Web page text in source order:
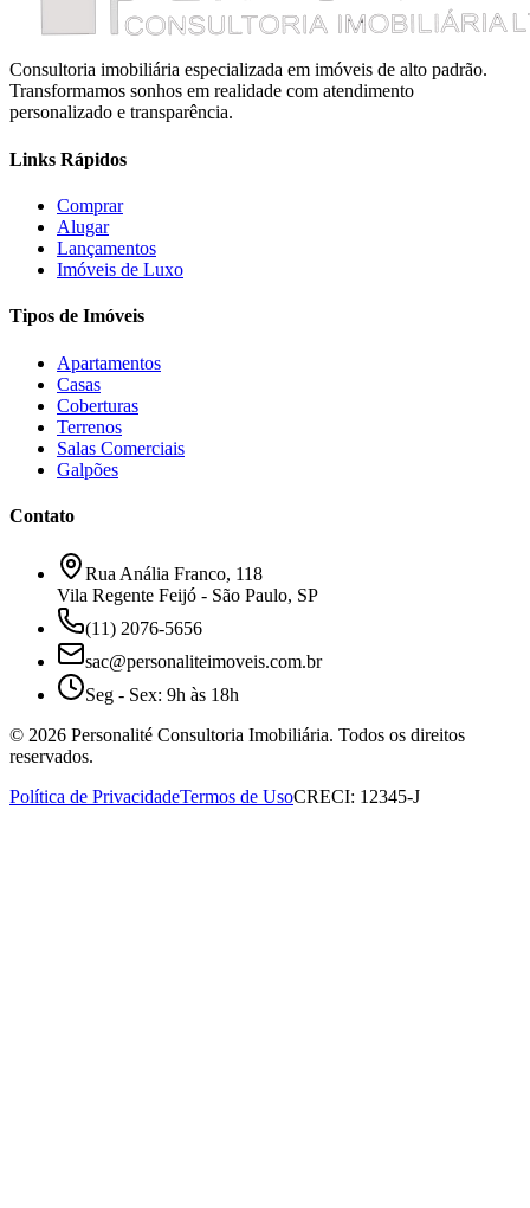
Consultoria imobiliária especializada em imóveis de alto padrão.
Transformamos sonhos em realidade com atendimento
personalizado e transparência.
Links Rápidos
Comprar
Alugar
Lançamentos
Imóveis de Luxo
Tipos de Imóveis
Apartamentos
Casas
Coberturas
Terrenos
Salas Comerciais
Galpões
Contato
Rua Anália Franco, 118
Vila Regente Feijó - São Paulo, SP
(11) 2076-5656
sac@personaliteimoveis.com.br
Seg - Sex: 9h às 18h
© 2026 Personalité Consultoria Imobiliária. Todos os direitos
reservados.
Política de PrivacidadeTermos de UsoCRECI: 12345-J